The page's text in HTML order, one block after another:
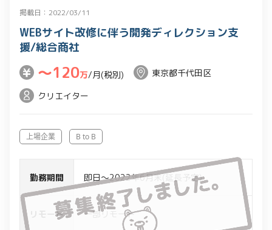
掲載日：2022/03/11
WEBサイト改修に伴う開発ディレクション支
援/総合商社
〜120万/月(税別)
東京都千代田区
クリエイター
上場企業 B to B
勤務期間 即日～2022年6月末(延長予定)
リモート 一部リモート